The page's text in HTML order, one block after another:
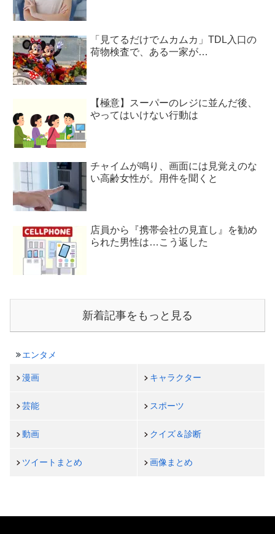
「見てるだけでムカムカ」TDL入口の
荷物検査で、ある一家が…
【極意】スーパーのレジに並んだ後、
やってはいけない行動は
チャイムが鳴り、画面には見覚えのな
い高齢女性が。用件を聞くと
店員から『携帯会社の見直し』を勧め
られた男性は…こう返した
新着記事をもっと見る
エンタメ
漫画 キャラクター
芸能 スポーツ
動画 クイズ＆診断
ツイートまとめ 画像まとめ